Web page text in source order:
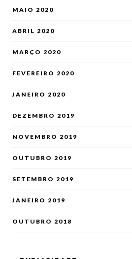
MAIO 2020
ABRIL 2020
MARÇO 2020
FEVEREIRO 2020
JANEIRO 2020
DEZEMBRO 2019
NOVEMBRO 2019
OUTUBRO 2019
SETEMBRO 2019
JANEIRO 2019
OUTUBRO 2018